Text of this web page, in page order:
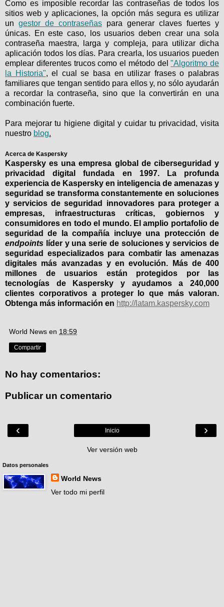
Como es imposible recordar las contraseñas de todos los
sitios web y aplicaciones, la opción más segura es utilizar
un gestor de contraseñas para generar claves fuertes y
únicas. En este caso, los usuarios deben crear una sola
contraseña maestra, larga y compleja, para utilizar dicha
aplicación todos los días. Para crearla, los usuarios pueden
emplear diferentes trucos como el método del"Algoritmo de
la Historia", el cual se basa en utilizar frases o palabras
familiares que tengan sentido para ellos y, no sólo ayudarán
a recordar la contraseña, sino que la convertirán en una
combinación fuerte.
Para mejorar tu higiene digital y cuidar tu privacidad, visita
nuestro blog.
Acerca de Kaspersky
Kaspersky es una empresa global de ciberseguridad y
privacidad digital fundada en 1997. La profunda
experiencia de Kaspersky en inteligencia de amenazas y
seguridad se transforma constantemente en soluciones
y servicios de seguridad innovadores para proteger a
empresas, infraestructuras críticas, gobiernos y
consumidores en todo el mundo. El amplio portafolio de
seguridad de la compañía incluye una protección de
endpoints líder y una serie de soluciones y servicios de
seguridad especializados para combatir las amenazas
digitales más avanzadas y en evolución. Más de 400
millones de usuarios están protegidos por las
tecnologías de Kaspersky y ayudamos a 240,000
clientes corporativos a proteger lo que más valoran.
Obtenga más información en http://latam.kaspersky.com
World News en 18:59
Compartir
No hay comentarios:
Publicar un comentario
‹ ›
Inicio
Ver versión web
Datos personales
World News
Ver todo mi perfil